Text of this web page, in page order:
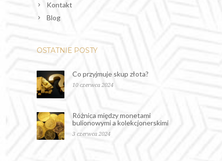
Kontakt
Blog
OSTATNIE POSTY
Co przyjmuje skup złota?
10 czerwca 2024
Różnica między monetami
bulionowymi a kolekcjonerskimi
3 czerwca 2024